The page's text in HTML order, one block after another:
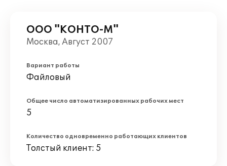
ООО "КОНТО-М"
Москва, Август 2007
Вариант работы
Файловый
Общее число автоматизированных рабочих мест
5
Количество одновременно работающих клиентов
Толстый клиент: 5